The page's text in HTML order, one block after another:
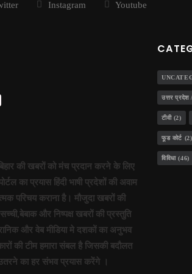
जारी है आपरेशन सिंदूर !
यूपी में अब बिना लाइसेंस कत्तई नहीं बिकेंगे खाने के सामान
ज्योतिषीय नजर में युद्ध का योग !
सिंदूर के बदले आपरेशन सिंदूर
फिल्म एवं टीवी अकादमी, उत्तर प्रदेश ने किया कला
Instagram Youtube
बिहार की खबरों को मंच प्रदान करने के लिए
का प्रयास हिंदी भाषी प्रदेशों की अवाम
परिचय कराना है। मौजुदा खबरों की
और निष्पक्ष खबरों की प्रस्तुति
और वेब मीडिया मे दशकों का अनुभव
की टीम हमारा संबल है जिसकी बदौलत
का हर संभव प्रयास करेंगे ।
उत्तर प्रदेश
टीवी(2)
फूड कोर्ट (2)
विविधा(46)